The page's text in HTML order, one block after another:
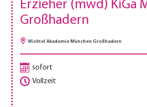
Erzieher (mwd) KiGa
Großhadern
Wichtel Akademie München Großhadern
sofort
Vollzeit